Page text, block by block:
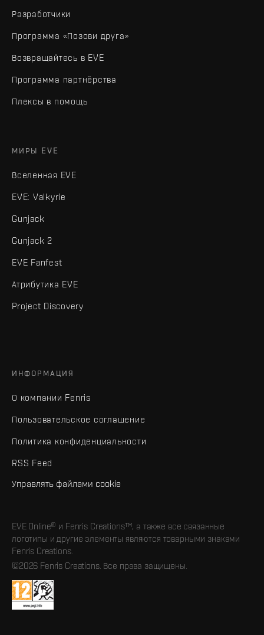
Разработчики
Программа «Позови друга»
Возвращайтесь в EVE
Программа партнёрства
Плексы в помощь
МИРЫ EVE
Вселенная EVE
EVE: Valkyrie
Gunjack
Gunjack 2
EVE Fanfest
Атрибутика EVE
Project Discovery
ИНФОРМАЦИЯ
О компании Fenris
Пользовательское соглашение
Политика конфиденциальности
RSS Feed
Управлять файлами cookie
EVE Online® и Fenris Creations™, а также все связанные
логотипы и другие элементы являются товарными знаками
Fenris Creations.
©2026 Fenris Creations. Все права защищены.